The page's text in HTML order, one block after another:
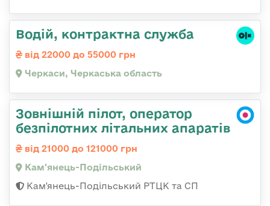
Водій, контрактна служба
від 22000 до 55000 грн
Черкаси, Черкаська область
Зовнішній пілот, оператор
безпілотних літальних апаратів
від 21000 до 121000 грн
Кам'янець-Подільський
Кам'янець-Подільський РТЦК та СП